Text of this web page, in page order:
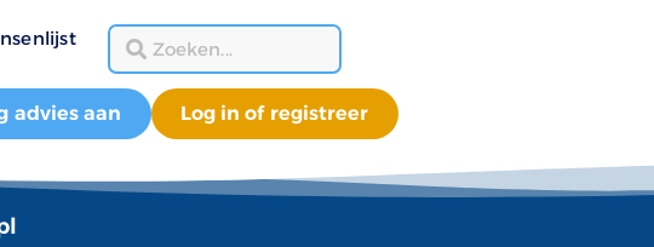
advies aan Log in of registreer